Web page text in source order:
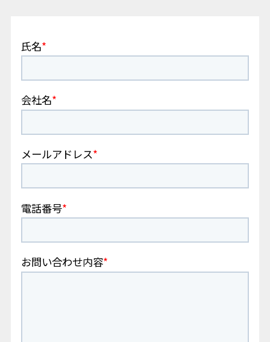
氏名
会社名
メールアドレス
電話番号
お問い合わせ内容